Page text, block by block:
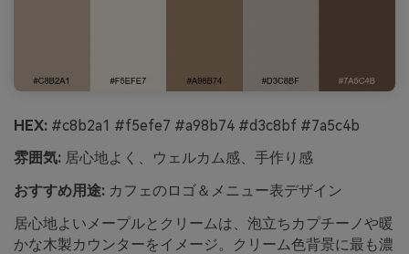
HEX: #c8b2a1 #f5efe7 #a98b74 #d3c8bf #7a5c4b
雰囲気: 居心地よく、ウェルカム感、手作り感
おすすめ用途: カフェのロゴ＆メニュー表デザイン
居心地よいメープルとクリームは、泡立ちカプチーノや暖
かな木製カウンターをイメージ。クリーム色背景に最も濃